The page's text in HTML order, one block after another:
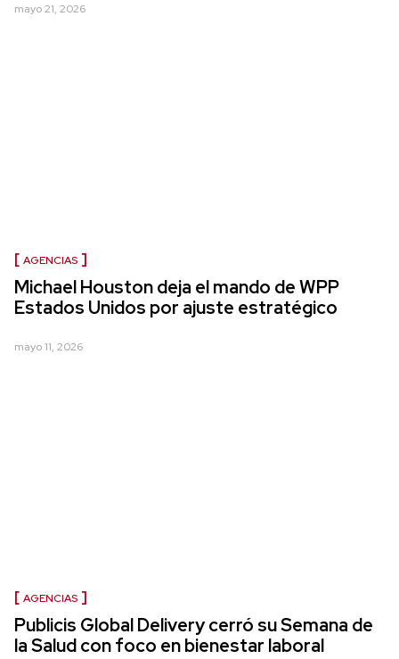
mayo 21, 2026
AGENCIAS
Michael Houston deja el mando de WPP
Estados Unidos por ajuste estratégico
mayo 11, 2026
AGENCIAS
Publicis Global Delivery cerró su Semana de
la Salud con foco en bienestar laboral